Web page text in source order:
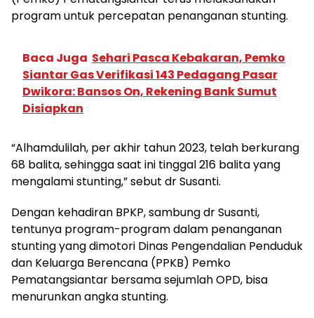
program untuk percepatan penanganan stunting.
Baca Juga Sehari Pasca Kebakaran, Pemko
Siantar Gas Verifikasi 143 Pedagang Pasar
Dwikora: Bansos On, Rekening Bank Sumut
Disiapkan
“Alhamdulilah, per akhir tahun 2023, telah berkurang
68 balita, sehingga saat ini tinggal 216 balita yang
mengalami stunting,” sebut dr Susanti.
Dengan kehadiran BPKP, sambung dr Susanti,
tentunya program-program dalam penanganan
stunting yang dimotori Dinas Pengendalian Penduduk
dan Keluarga Berencana (PPKB) Pemko
Pematangsiantar bersama sejumlah OPD, bisa
menurunkan angka stunting.